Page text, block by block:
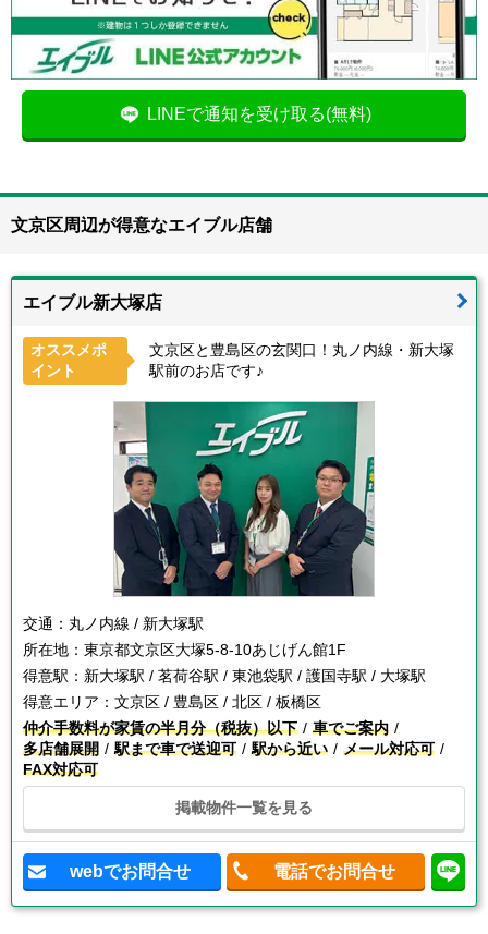
LINEで通知を受け取る(無料)
文京区周辺が得意なエイブル店舗
エイブル新大塚店
オススメポ
イント
文京区と豊島区の玄関口！丸ノ内線・新大塚
駅前のお店です♪
交通： 丸ノ内線 / 新大塚駅
所在地： 東京都文京区大塚5-8-10あじげん館1F
得意駅： 新大塚駅 / 茗荷谷駅 / 東池袋駅 / 護国寺駅 / 大塚駅
得意エリア： 文京区 / 豊島区 / 北区 / 板橋区
仲介手数料が家賃の半月分（税抜）以下
車でご案内
多店舗展開
駅まで車で送迎可 駅から近い
メール対応可
FAX対応可
掲載物件一覧を見る
webでお問合せ 電話でお問合せ